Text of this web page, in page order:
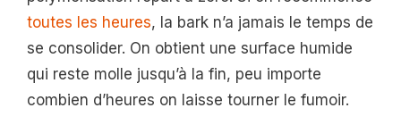
toutes les heures, la bark n’a jamais le temps de
se consolider. On obtient une surface humide
qui reste molle jusqu’à la fin, peu importe
combien d’heures on laisse tourner le fumoir.